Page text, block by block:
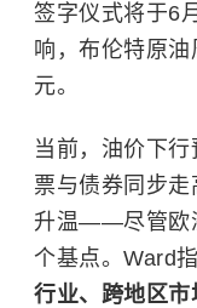
签字仪式将于6
响，布伦特原
元。
当前，油价下
票与债券同步
升温——尽管欧
个基点。Ward指
行业、跨地区市